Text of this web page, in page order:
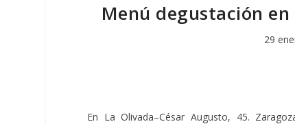
Menú degustación
29
En La Olivada–César Augusto, 45.